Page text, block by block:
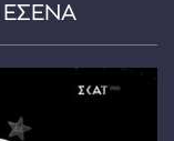
ΕΣΕΝΑ